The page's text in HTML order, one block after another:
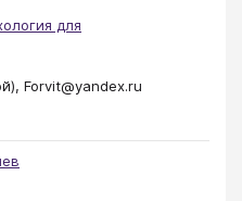
для
Forvit@yandex.ru